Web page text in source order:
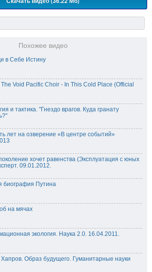
Похожее видео
в Себе Истину
The Void Pacific Choir - In This Cold Place (Official
и тактика. "Гнездо врагов. Куда гранату
лет на озверение «В центре событий»
хочет равенства (Эксплуатация с юных
09.01.2012.
биография Путина
на мячах
экология. Наука 2.0. 16.04.2011.
Образ будущего. Гуманитарные науки